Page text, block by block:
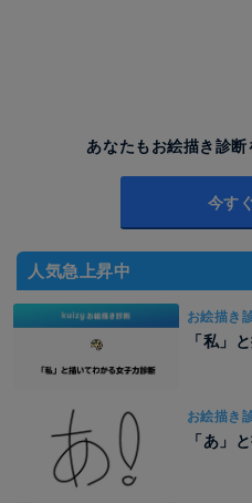
あなたもお絵描き診
今す
人気急上昇中
お絵描き
「私」
お絵描き
「あ」